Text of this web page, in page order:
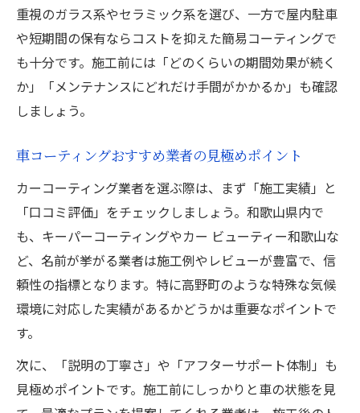
重視のガラス系やセラミック系を選び、一方で屋内駐車
や短期間の保有ならコストを抑えた簡易コーティングで
も十分です。施工前には「どのくらいの期間効果が続く
か」「メンテナンスにどれだけ手間がかかるか」も確認
しましょう。
車コーティングおすすめ業者の見極めポイント
カーコーティング業者を選ぶ際は、まず「施工実績」と
「口コミ評価」をチェックしましょう。和歌山県内で
も、キーパーコーティングやカー ビューティー和歌山な
ど、名前が挙がる業者は施工例やレビューが豊富で、信
頼性の指標となります。特に高野町のような特殊な気候
環境に対応した実績があるかどうかは重要なポイントで
す。
次に、「説明の丁寧さ」や「アフターサポート体制」も
見極めポイントです。施工前にしっかりと車の状態を見